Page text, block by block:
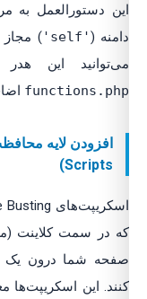
دستورالعمل به
(
'self'
) مجاز به
این هدر
اضافه
Scripts)
در سمت کلاینت
شما درون یک
این اسکریپت‌ها